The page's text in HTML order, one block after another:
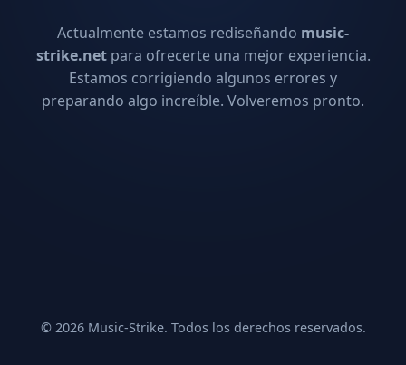
Actualmente estamos rediseñando music-
strike.netpara ofrecerte una mejor experiencia.
Estamos corrigiendo algunos errores y
preparando algo increíble. Volveremos pronto.
© 2026 Music-Strike. Todos los derechos reservados.